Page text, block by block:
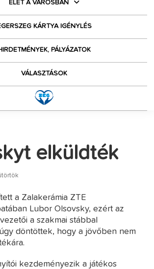
ÉLET A VÁROSBAN
KÁRTYA IGÉNYLÉS
PÁLYÁZATOK
VÁLASZTÁSOK
elküldték
a Zalakerámia ZTE
Lubor Olsovsky, ezért az
a szakmai stábbal
döntöttek, hogy a jövőben nem
kezdeményezik a játékos